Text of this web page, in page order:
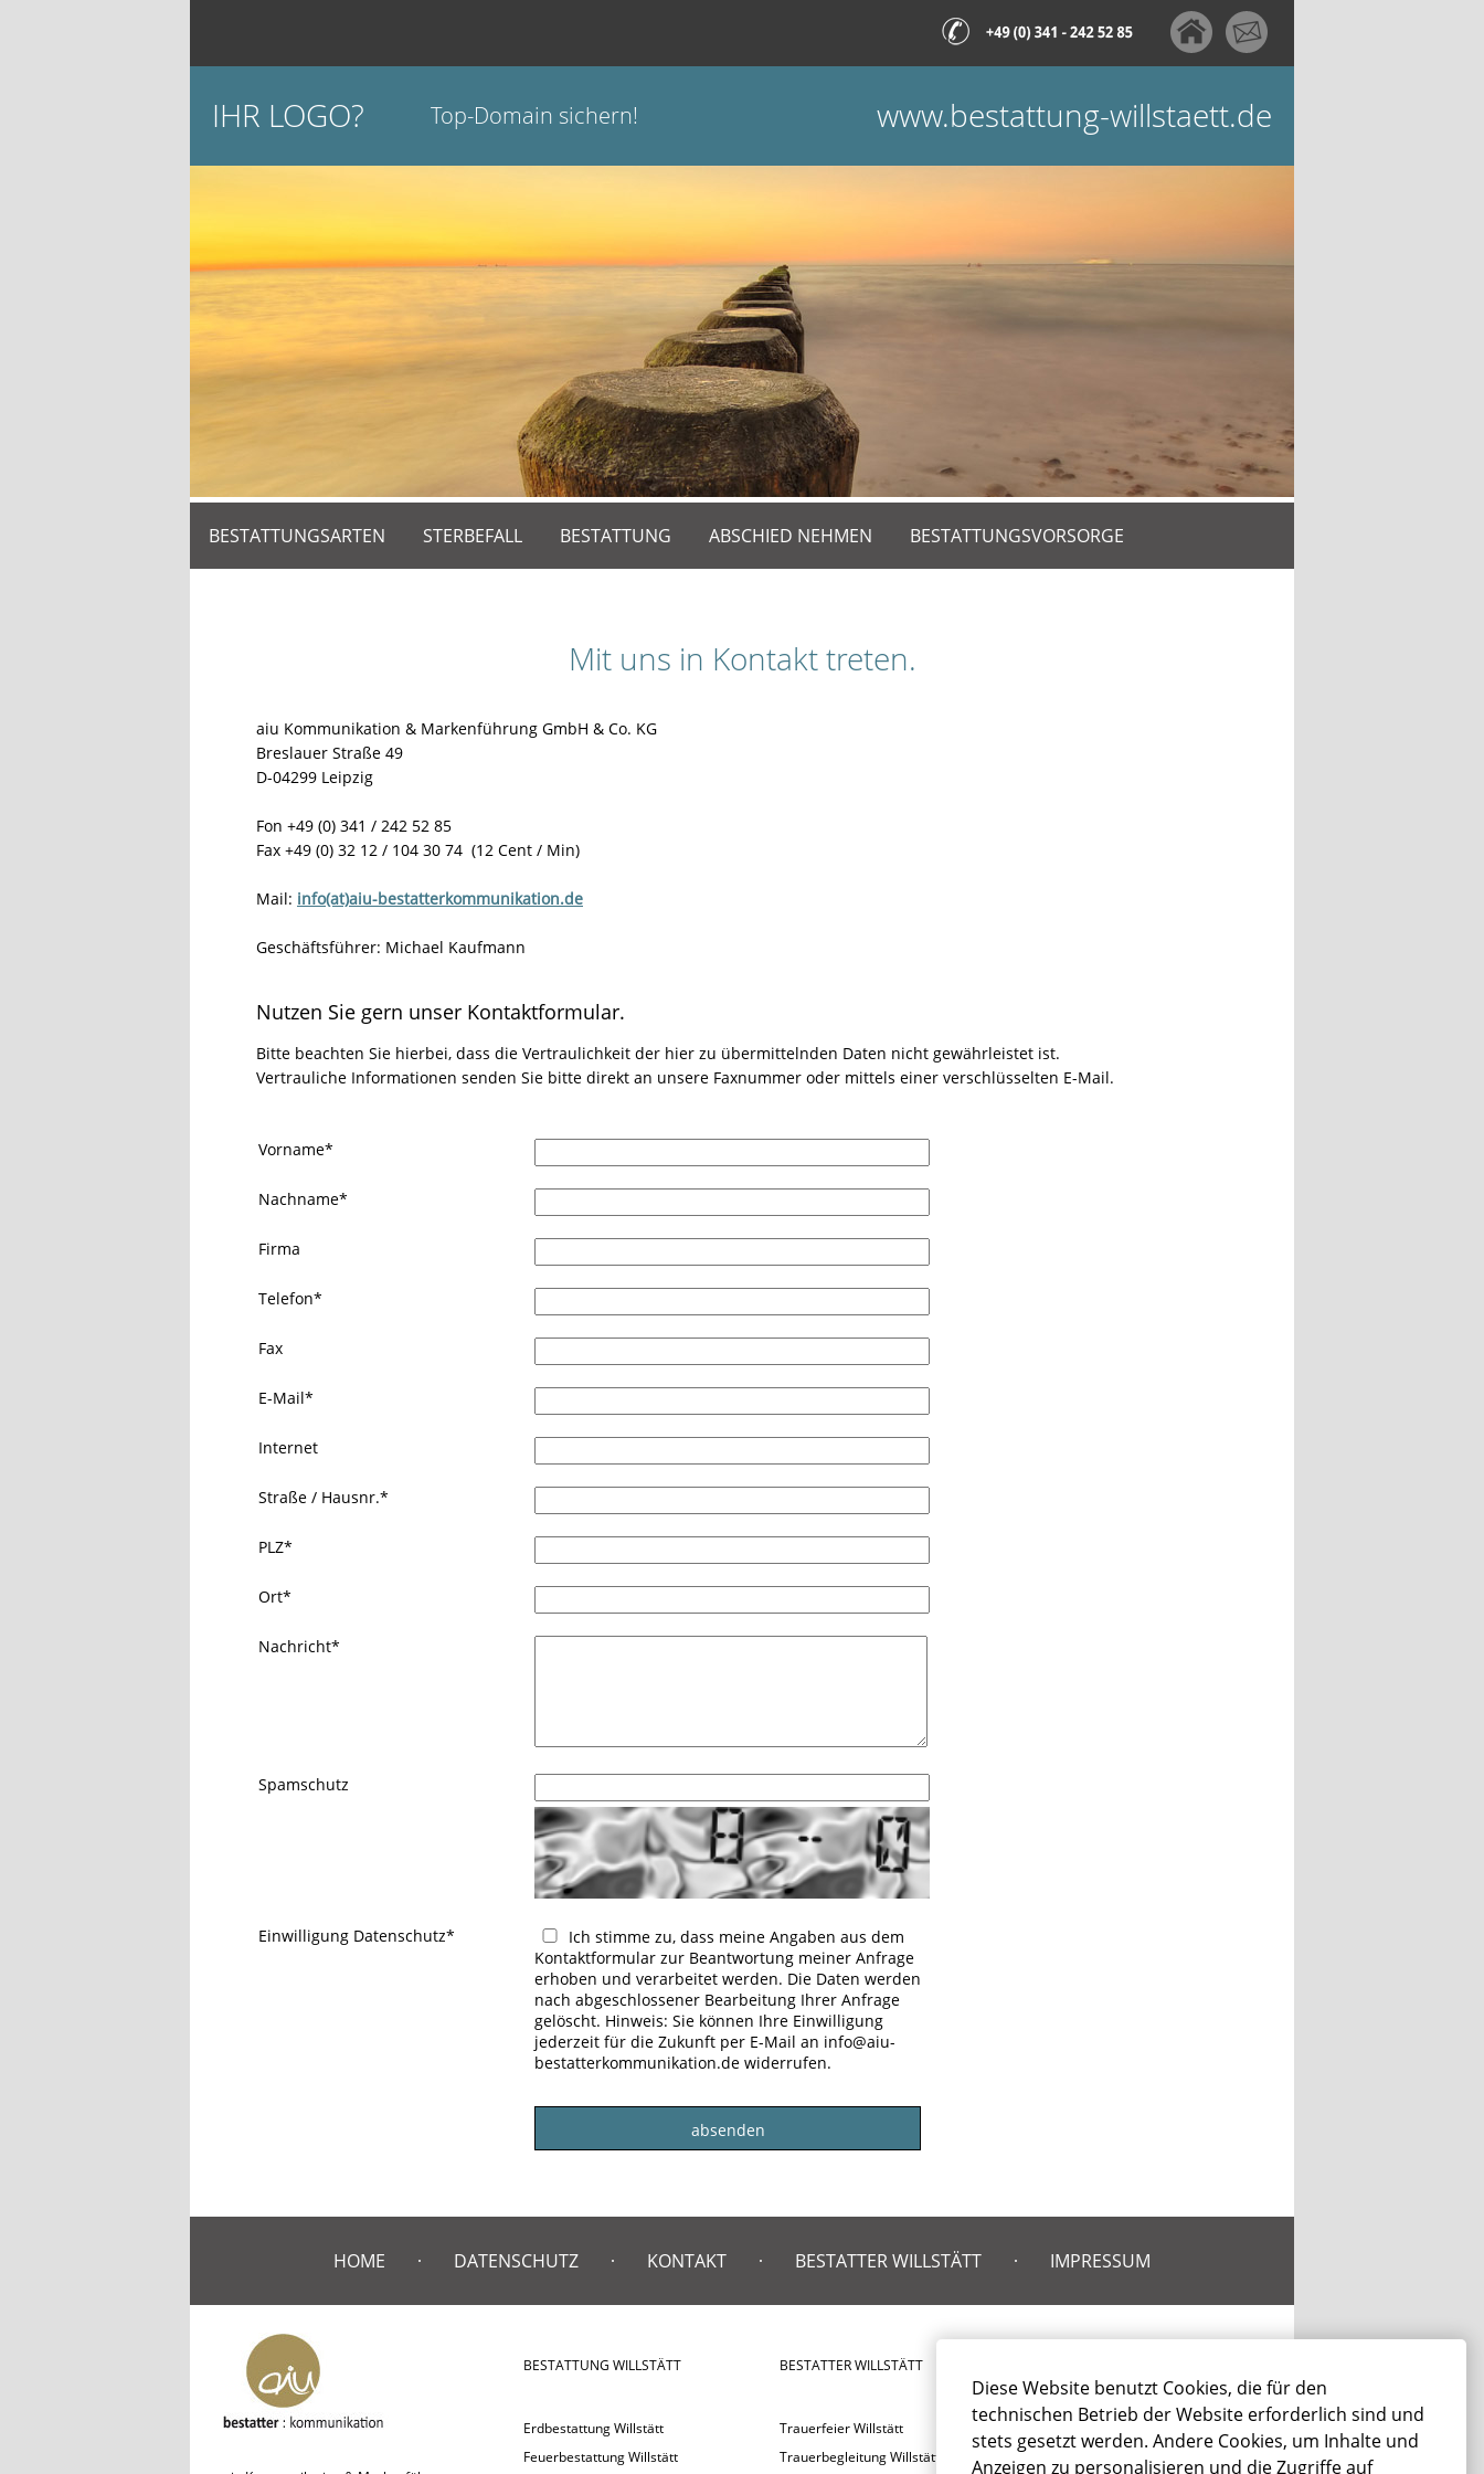
Diese Website benutzt Cookies, die für den
technischen Betrieb der Website erforderlich sind und
stets gesetzt werden. Andere Cookies, um Inhalte und
Anzeigen zu personalisieren und die Zugriffe auf
IHR LOGO? Top-Domain sichern! www.bestattung-willstaett.de
BESTATTUNGSARTEN STERBEFALL BESTATTUNG ABSCHIED NEHMEN BESTATTUNGSVORSORGE
Mit uns in Kontakt treten.
aiu Kommunikation & Markenführung GmbH & Co. KG
Breslauer Straße 49
D-04299 Leipzig
Fon +49 (0) 341 / 242 52 85
Fax +49 (0) 32 12 / 104 30 74 (12 Cent / Min)
Mail: info(at)aiu-bestatterkommunikation.de
Geschäftsführer: Michael Kaufmann
Nutzen Sie gern unser Kontaktformular.
Bitte beachten Sie hierbei, dass die Vertraulichkeit der hier zu übermittelnden Daten nicht gewährleistet ist.
Vertrauliche Informationen senden Sie bitte direkt an unsere Faxnummer oder mittels einer verschlüsselten E-Mail.
Vorname*
Nachname*
Firma
Telefon*
Fax
E-Mail*
Internet
Straße / Hausnr.*
PLZ*
Ort*
Nachricht*
Spamschutz
Einwilligung Datenschutz*
Kontaktformular zur Beantwortung meiner Anfrage
erhoben und verarbeitet werden. Die Daten werden
nach abgeschlossener Bearbeitung Ihrer Anfrage
gelöscht. Hinweis: Sie können Ihre Einwilligung
jederzeit für die Zukunft per E-Mail an info@aiu-
bestatterkommunikation.de widerrufen.
HOME DATENSCHUTZ KONTAKT BESTATTER WILLSTÄTT IMPRESSUM
BESTATTUNG WILLSTÄTT
Erdbestattung Willstätt
Feuerbestattung Willstätt
BESTATTER WILLSTÄTT
Trauerfeier Willstätt
Trauerbegleitung Willstätt
Bestattung Willstätt